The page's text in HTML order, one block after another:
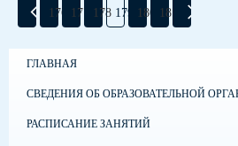
176 177 178 179 180 181
ГЛАВНАЯ
СВЕДЕНИЯ ОБ ОБРАЗОВАТЕЛЬНОЙ
РАСПИСАНИЕ ЗАНЯТИЙ